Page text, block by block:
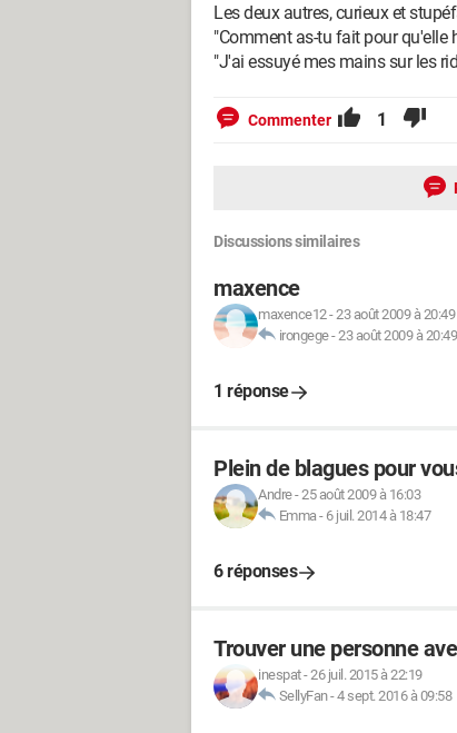
Les deux autres, curieux et
"Comment as-tu fait pour qu'elle
"J'ai essuyé mes mains sur les
Commenter 1
Discussions similaires
maxence
maxence12-23 août 2009 à 20:49
irongege-23 août 2009 à 20:49
1 réponse
Plein de blagues pour
Andre-25 août 2009 à 16:03
Emma- 6 juil. 2014 à 18:47
6 réponses
Trouver une personne
inespat-26 juil. 2015 à 22:19
SellyFan-4 sept. 2016 à 09:58